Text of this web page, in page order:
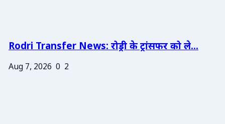
Rodri Transfer News: रोड्री के ट्रांसफर को ले...
Aug 7, 2026 0 2